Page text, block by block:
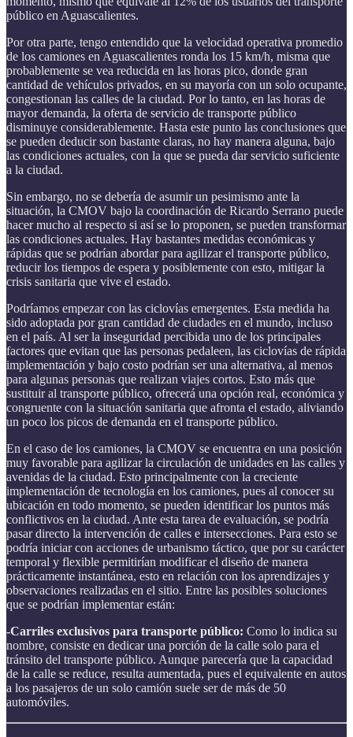
público en Aguascalientes.
Por otra parte, tengo entendido que la velocidad operativa promedio
de los camiones en Aguascalientes ronda los 15 km/h, misma que
probablemente se vea reducida en las horas pico, donde gran
cantidad de vehículos privados, en su mayoría con un solo ocupante,
congestionan las calles de la ciudad. Por lo tanto, en las horas de
mayor demanda, la oferta de servicio de transporte público
disminuye considerablemente. Hasta este punto las conclusiones que
se pueden deducir son bastante claras, no hay manera alguna, bajo
las condiciones actuales, con la que se pueda dar servicio suficiente
a la ciudad.
Sin embargo, no se debería de asumir un pesimismo ante la
situación, la CMOV bajo la coordinación de Ricardo Serrano puede
hacer mucho al respecto si así se lo proponen, se pueden transformar
las condiciones actuales. Hay bastantes medidas económicas y
rápidas que se podrían abordar para agilizar el transporte público,
reducir los tiempos de espera y posiblemente con esto, mitigar la
crisis sanitaria que vive el estado.
Podríamos empezar con las ciclovías emergentes. Esta medida ha
sido adoptada por gran cantidad de ciudades en el mundo, incluso
en el país. Al ser la inseguridad percibida uno de los principales
factores que evitan que las personas pedaleen, las ciclovías de rápida
implementación y bajo costo podrían ser una alternativa, al menos
para algunas personas que realizan viajes cortos. Esto más que
sustituir al transporte público, ofrecerá una opción real, económica y
congruente con la situación sanitaria que afronta el estado, aliviando
un poco los picos de demanda en el transporte público.
En el caso de los camiones, la CMOV se encuentra en una posición
muy favorable para agilizar la circulación de unidades en las calles y
avenidas de la ciudad. Esto principalmente con la creciente
implementación de tecnología en los camiones, pues al conocer su
ubicación en todo momento, se pueden identificar los puntos más
conflictivos en la ciudad. Ante esta tarea de evaluación, se podría
pasar directo la intervención de calles e intersecciones. Para esto se
podría iniciar con acciones de urbanismo táctico, que por su carácter
temporal y flexible permitirían modificar el diseño de manera
prácticamente instantánea, esto en relación con los aprendizajes y
observaciones realizadas en el sitio. Entre las posibles soluciones
que se podrían implementar están:
-Carriles exclusivos para transporte público: Como lo indica su
nombre, consiste en dedicar una porción de la calle solo para el
tránsito del transporte público. Aunque parecería que la capacidad
de la calle se reduce, resulta aumentada, pues el equivalente en autos
a los pasajeros de un solo camión suele ser de más de 50
automóviles.